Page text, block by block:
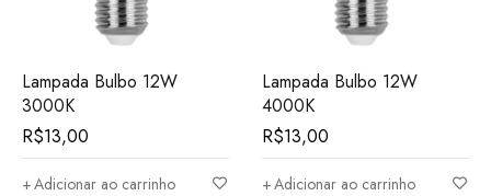
Lampada Bulbo 12W
3000K
R$13,00
Adicionar ao carrinho
Lampada Bulbo 12W
4000K
R$13,00
Adicionar ao carrinho